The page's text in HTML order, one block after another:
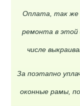
Оплата, так же
ремонта в этой
числе
За поэтапно
оконные рамы,